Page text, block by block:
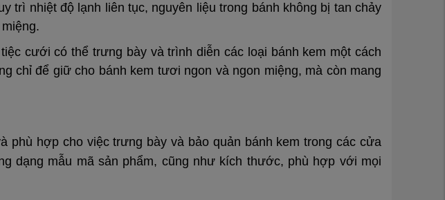
trì nhiệt độ lạnh liên tục, nguyên liệu trong bánh không bị tan chảy
cưới có thể trưng bày và trình diễn các loại bánh kem một cách
chỉ để giữ cho bánh kem tươi ngon và ngon miệng, mà còn mang
phù hợp cho việc trưng bày và bảo quản bánh kem trong các cửa
dạng mẫu mã sản phẩm, cũng như kích thước, phù hợp với mọi